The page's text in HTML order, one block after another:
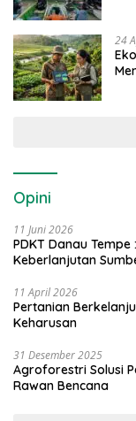
24
Opini
11 Juni 2026
PDKT Danau
Keberlanjutan
11 April 2026
Pertanian
Keharusan
31 Desember 2025
Agroforestri Solusi
Rawan Bencana